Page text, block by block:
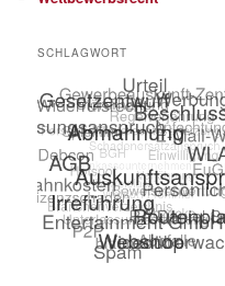
SCHLAGWORT